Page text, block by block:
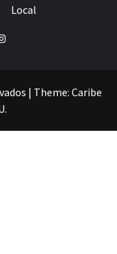
Local
| Theme: Caribe
.